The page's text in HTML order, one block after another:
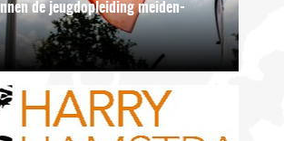
de jeugdopleiding meiden-